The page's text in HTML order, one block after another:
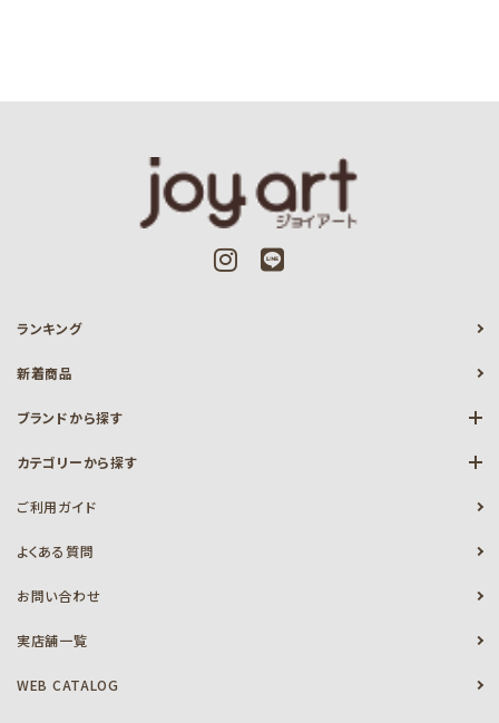
ランキング
新着商品
ブランドから探す
カテゴリーから探す
ご利用ガイド
よくある質問
お問い合わせ
実店舗一覧
WEB CATALOG